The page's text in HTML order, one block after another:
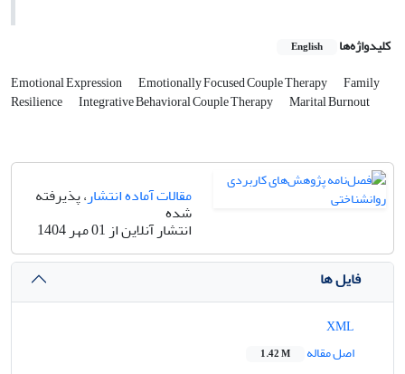
کلیدواژه‌ها English
Emotional Expression Emotionally Focused Couple Therapy Family
Resilience Integrative Behavioral Couple Therapy Marital Burnout
مقالات آماده انتشار، پذیرفته
شده
انتشار آنلاین از 01 مهر 1404
فایل ها
اصل مقاله
1.42 M